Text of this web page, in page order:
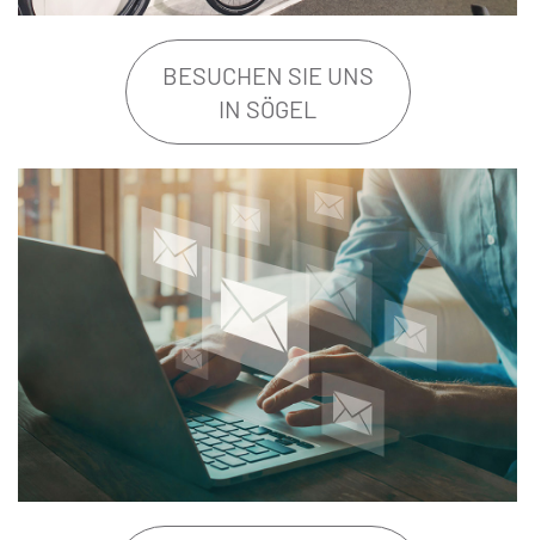
BESUCHEN SIE UNS
IN SÖGEL